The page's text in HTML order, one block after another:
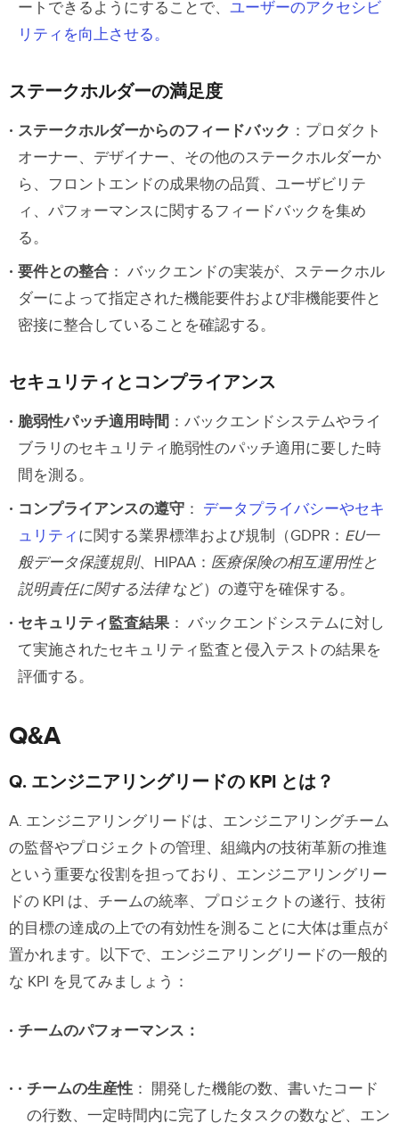
ートできるようにすることで、 ユーザーのアクセシビ
リティを向上させる。
ステークホルダーの満足度
ステークホルダーからのフィードバック ：プロダクト
オーナー、デザイナー、その他のステークホルダーか
ら、フロントエンドの成果物の品質、ユーザビリテ
ィ、パフォーマンスに関するフィードバックを集め
る。
要件との整合 ： バックエンドの実装が、ステークホル
ダーによって指定された機能要件および非機能要件と
密接に整合していることを確認する。
セキュリティとコンプライアンス
脆弱性パッチ適用時間 ：バックエンドシステムやライ
ブラリのセキュリティ脆弱性のパッチ適用に要した時
間を測る。
コンプライアンスの遵守 ： データプライバシーやセキ
ュリティ に関する業界標準および規制（GDPR： EU一
般データ保護規則、HIPAA： 医療保険の相互運用性と
説明責任に関する法律 など）の遵守を確保する。
セキュリティ監査結果 ： バックエンドシステムに対し
て実施されたセキュリティ監査と侵入テストの結果を
評価する。
Q&A
Q. エンジニアリングリードの KPI とは？
A. エンジニアリングリードは、エンジニアリングチーム
の監督やプロジェクトの管理、組織内の技術革新の推進
という重要な役割を担っており、エンジニアリングリー
ドの KPI は、チームの統率、プロジェクトの遂行、技術
的目標の達成の上での有効性を測ることに大体は重点が
置かれます。以下で、エンジニアリングリードの一般的
な KPI を見てみましょう：
チームのパフォーマンス：
チームの生産性 ： 開発した機能の数、書いたコード
の行数、一定時間内に完了したタスクの数など、エン